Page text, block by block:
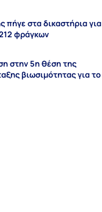
πήγε στα δικαστήρια για
φράγκων
στην 5η θέση της
βιωσιμότητας για το